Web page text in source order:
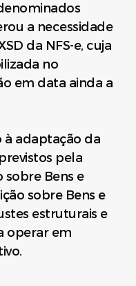
a necessidade
da NFS-e, cuja
no
em data ainda a
à adaptação da
pela
Bens e
sobre Bens e
estruturais e
operar em